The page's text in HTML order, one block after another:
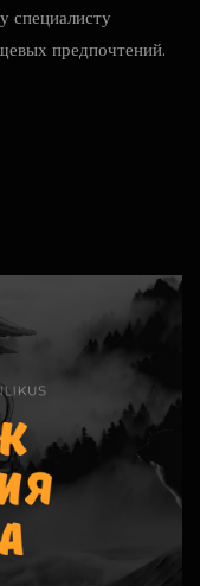
специалисту
предпочтений.